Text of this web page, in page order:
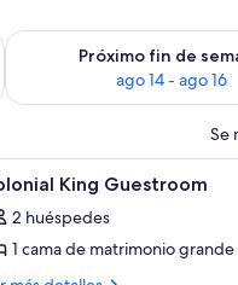
semana, ago 7 - ago 9
Próximo fin de
ago 14 - ago 16
Consulta la disponibilidad
Se
1 King Guestroom
2 huéspedes
1 cama de matrimonio grande